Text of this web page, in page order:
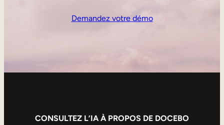
Demandez votre démo
CONSULTEZ L’IA À PROPOS DE DOCEBO